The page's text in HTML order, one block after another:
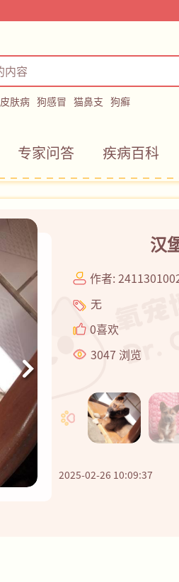
皮肤病 狗感冒 猫鼻支 狗癣
专家问答 疾病百科
汉
作者:
无
0喜欢
3047 浏览
2025-02-26 10:09:37